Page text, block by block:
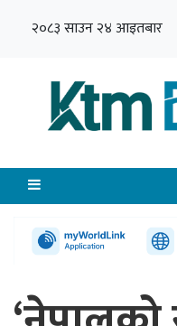
२०८३ साउन २४ आइतबार